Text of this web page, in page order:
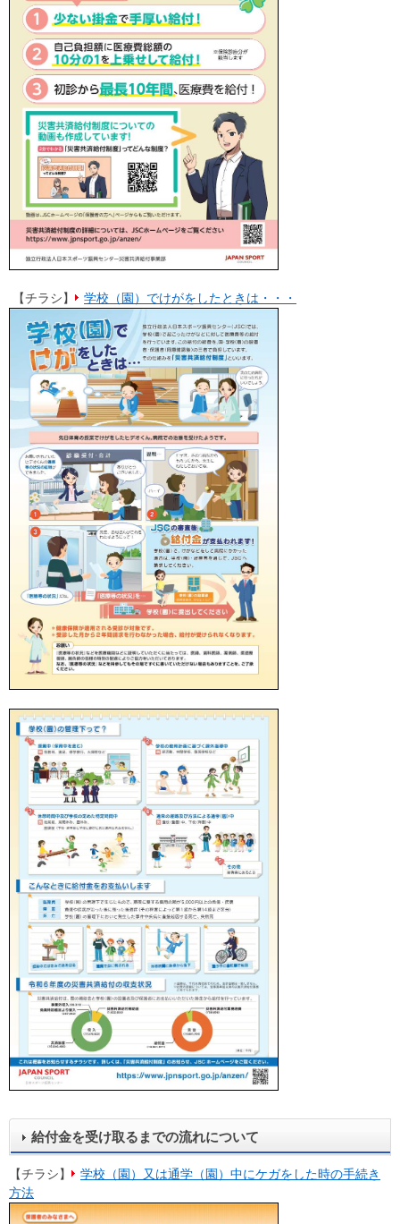
【チラシ】 学校（園）でけがをしたときは・・・
給付金を受け取るまでの流れについて
【チラシ】
学校（園）又は通学（園）中にケガをした時の手続き
方法